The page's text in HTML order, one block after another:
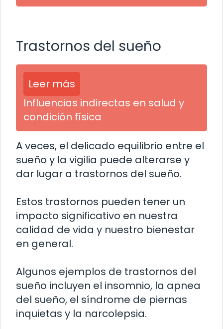
Trastornos del sueño
Leer más
Influencias indirectas en salud y
condición física
A veces, el delicado equilibrio entre el
sueño y la vigilia puede alterarse y
dar lugar a trastornos del sueño.
Estos trastornos pueden tener un
impacto significativo en nuestra
calidad de vida y nuestro bienestar
en general.
Algunos ejemplos de trastornos del
sueño incluyen el insomnio, la apnea
del sueño, el síndrome de piernas
inquietas y la narcolepsia.